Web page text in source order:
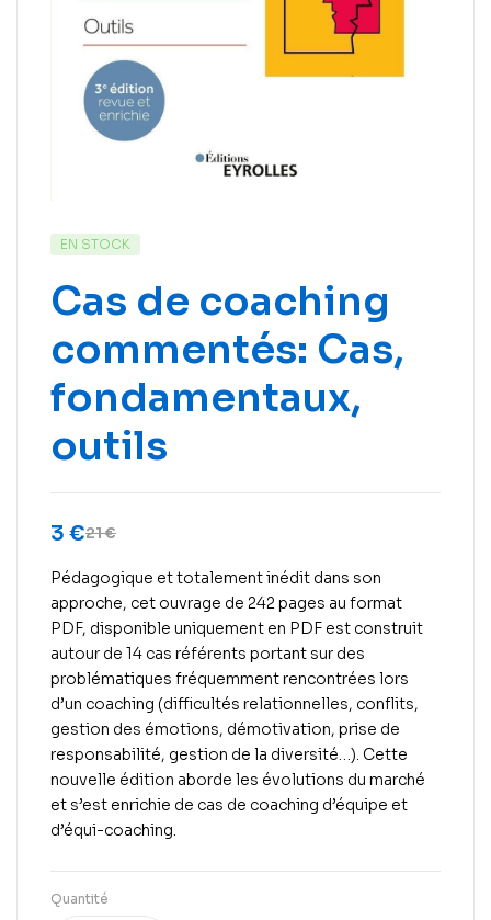
EN STOCK
Cas de coaching
commentés: Cas,
fondamentaux,
outils
21€
3 €
Pédagogique et totalement inédit dans son
approche, cet ouvrage de 242 pages au format
PDF, disponible uniquement en PDF est construit
autour de 14 cas référents portant sur des
problématiques fréquemment rencontrées lors
d’un coaching (difficultés relationnelles, conflits,
gestion des émotions, démotivation, prise de
responsabilité, gestion de la diversité…). Cette
nouvelle édition aborde les évolutions du marché
et s’est enrichie de cas de coaching d’équipe et
d’équi-coaching.
Quantité